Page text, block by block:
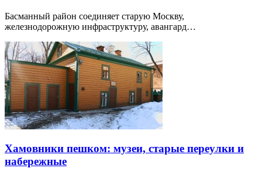
Басманный район соединяет старую Москву,
железнодорожную инфраструктуру, авангард…
Хамовники пешком: музеи, старые переулки и
набережные